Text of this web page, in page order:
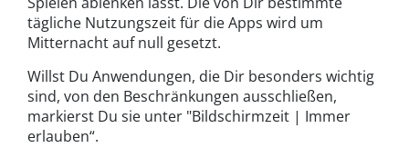
tägliche Nutzungszeit für die Apps wird um
Mitternacht auf null gesetzt.
Willst Du Anwendungen, die Dir besonders wichtig
sind, von den Beschränkungen ausschließen,
markierst Du sie unter "Bildschirmzeit | Immer
erlauben“.